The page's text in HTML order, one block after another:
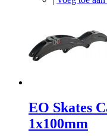
EO Skates
1x100mm